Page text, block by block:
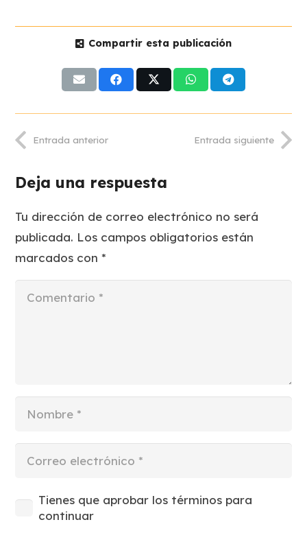
Compartir esta publicación
Entrada anterior Entrada siguiente
Deja una respuesta
Tu dirección de correo electrónico no será
publicada. Los campos obligatorios están
marcados con*
Tienes que aprobar los términos para
continuar